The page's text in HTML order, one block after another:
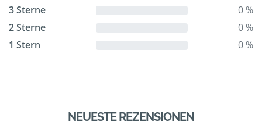
3 Sterne
0 %
2 Sterne
0 %
1 Stern
0 %
NEUESTE REZENSIONEN